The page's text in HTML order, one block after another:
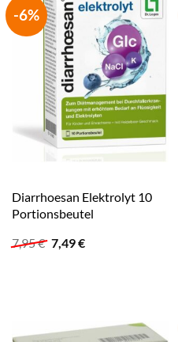
-6%
Diarrhoesan Elektrolyt 10
Portionsbeutel
7,95€ Ursprünglicher
7,49€Aktueller